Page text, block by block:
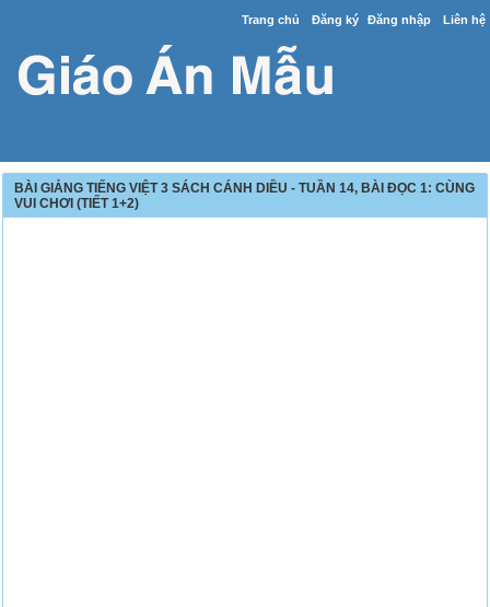
Trang chủ Đăng ký Đăng nhập Liên hệ
BÀI GIẢNG TIẾNG VIỆT 3 SÁCH CÁNH DIỀU - TUẦN 14, BÀI ĐỌC 1: CÙNG
VUI CHƠI (TIẾT 1+2)